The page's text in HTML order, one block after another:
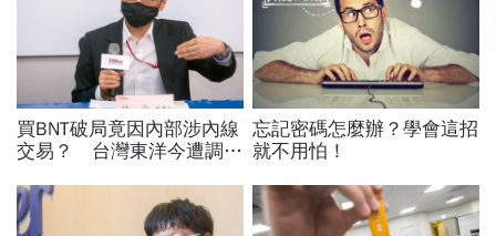
買BNT破局竟因內部涉內線
交易？ 台灣東洋今遭調查
忘記密碼怎麼辦？學會這招
就不用怕！